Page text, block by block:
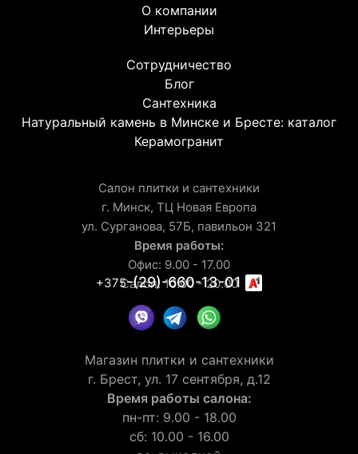
О компании
Интерьеры
Сотрудничество
Блог
Сантехника
Натуральный камень в Минске и Бресте: каталог
Керамогранит
Салон плитки и сантехники
г. Минск, ТЦ Новая Европа
ул. Сурганова, 57Б, павильон 321
Время работы:
Офис: 9.00 - 17.00
Салон: 10.00 - 20.00
+375-(29)-660-13-01
Магазин плитки и сантехники
г. Брест, ул. 17 сентября, д.12
Время работы салона:
пн-пт: 9.00 - 18.00
сб: 10.00 - 16.00